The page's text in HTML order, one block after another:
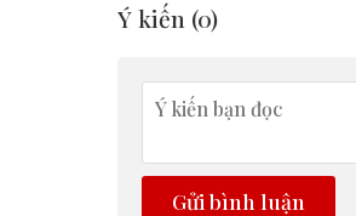
Ý kiến (0)
Gửi bình luận